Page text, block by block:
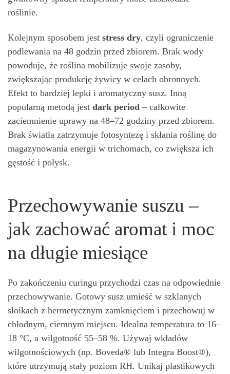
roślinie.
Kolejnym sposobem jest stress dry, czyli ograniczenie
podlewania na 48 godzin przed zbiorem. Brak wody
powoduje, że roślina mobilizuje swoje zasoby,
zwiększając produkcję żywicy w celach obronnych.
Efekt to bardziej lepki i aromatyczny susz. Inną
popularną metodą jest dark period – całkowite
zaciemnienie uprawy na 48–72 godziny przed zbiorem.
Brak światła zatrzymuje fotosyntezę i skłania roślinę do
magazynowania energii w trichomach, co zwiększa ich
gęstość i połysk.
Przechowywanie suszu –
jak zachować aromat i moc
na długie miesiące
Po zakończeniu curingu przychodzi czas na odpowiednie
przechowywanie. Gotowy susz umieść w szklanych
słoikach z hermetycznym zamknięciem i przechowuj w
chłodnym, ciemnym miejscu. Idealna temperatura to 16–
18 °C, a wilgotność 55–58 %. Używaj wkładów
wilgotnościowych (np. Boveda® lub Integra Boost®),
które utrzymują stały poziom RH. Unikaj plastikowych